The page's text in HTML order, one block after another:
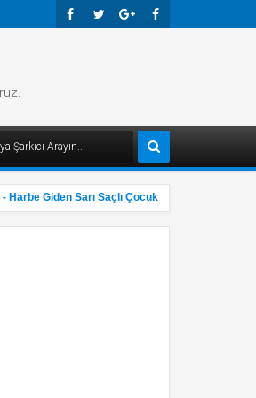
Giden Sarı Saçlı Çocuk Şarkı Sözü